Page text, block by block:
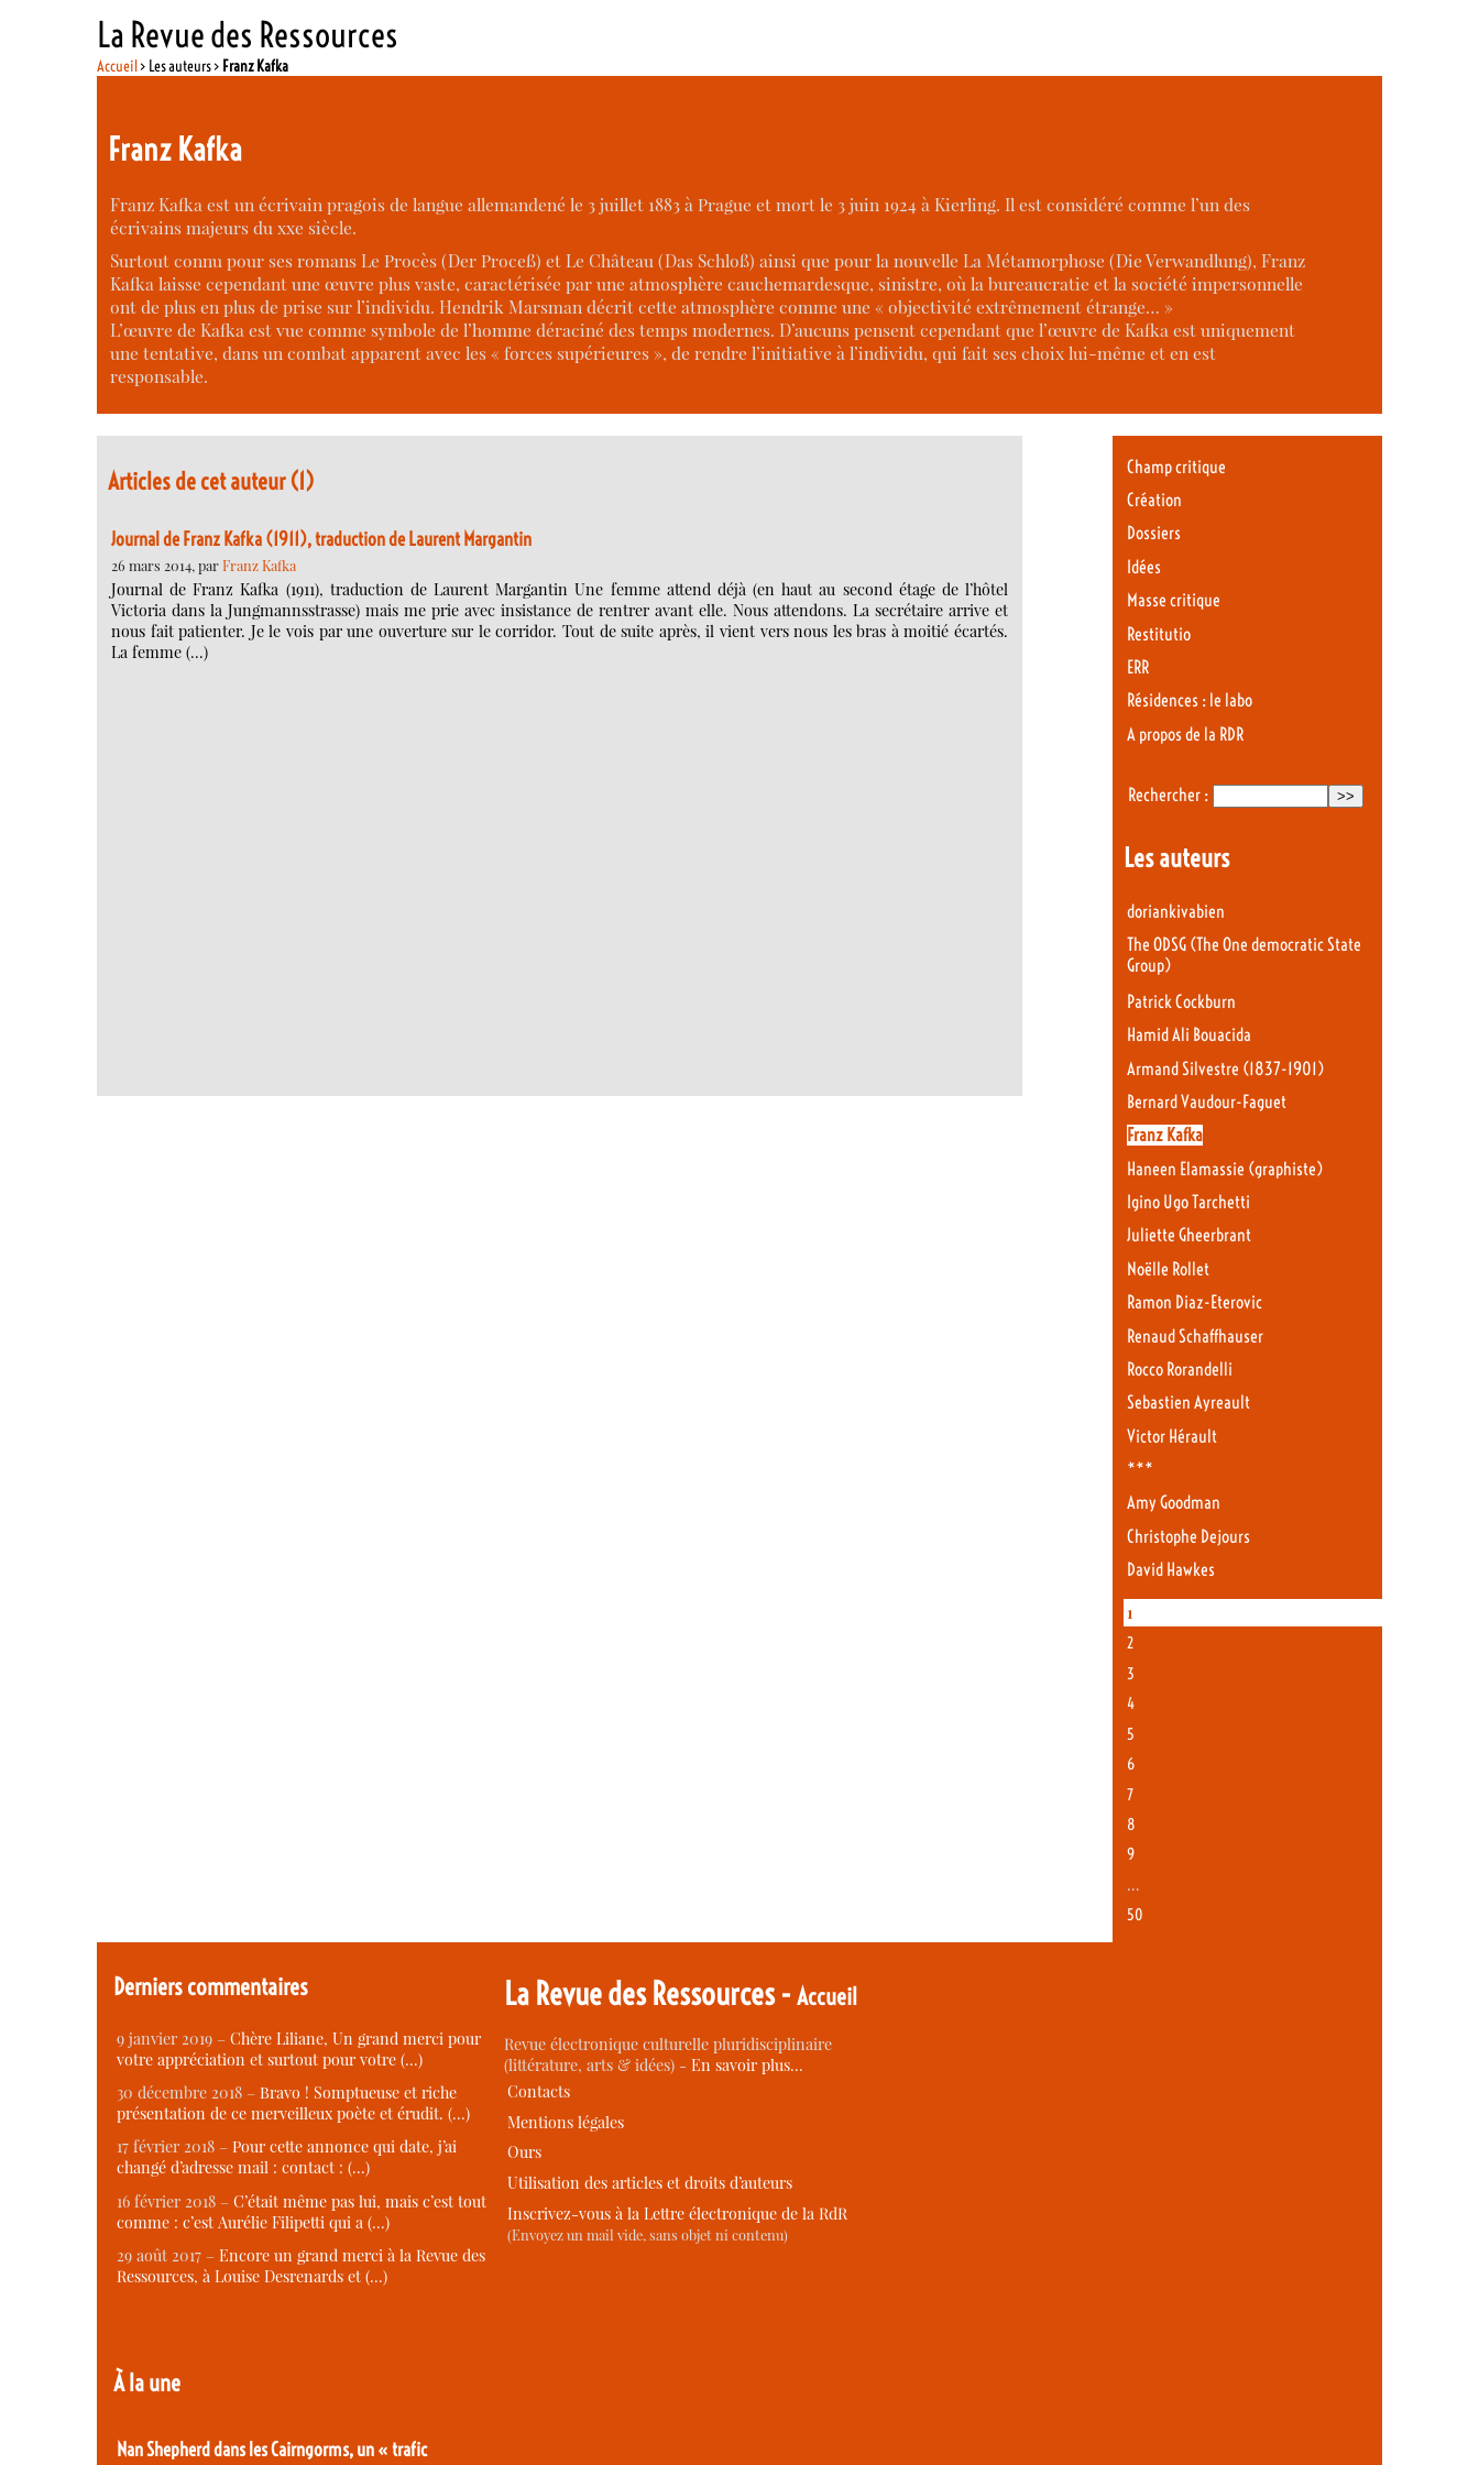
La Revue des Ressources
Accueil> Les auteurs > Franz Kafka
Franz Kafka
Franz Kafka est un écrivain pragois de langue allemandené le 3 juillet 1883 à Prague et mort le 3 juin 1924 à Kierling. Il est considéré comme l’un des
écrivains majeurs du xxe siècle.
Surtout connu pour ses romans Le Procès (Der Proceß) et Le Château (Das Schloß) ainsi que pour la nouvelle La Métamorphose (Die Verwandlung), Franz
Kafka laisse cependant une œuvre plus vaste, caractérisée par une atmosphère cauchemardesque, sinistre, où la bureaucratie et la société impersonnelle
ont de plus en plus de prise sur l’individu. Hendrik Marsman décrit cette atmosphère comme une « objectivité extrêmement étrange… »
L’œuvre de Kafka est vue comme symbole de l’homme déraciné des temps modernes. D’aucuns pensent cependant que l’œuvre de Kafka est uniquement
une tentative, dans un combat apparent avec les « forces supérieures », de rendre l’initiative à l’individu, qui fait ses choix lui-même et en est
responsable.
Articles de cet auteur (1)
Journal de Franz Kafka (1911), traduction de Laurent Margantin
26 mars 2014, parFranz Kafka
Journal de Franz Kafka (1911), traduction de Laurent Margantin Une femme attend déjà (en haut au second étage de l’hôtel
Victoria dans la Jungmannsstrasse) mais me prie avec insistance de rentrer avant elle. Nous attendons. La secrétaire arrive et
nous fait patienter. Je le vois par une ouverture sur le corridor. Tout de suite après, il vient vers nous les bras à moitié écartés.
La femme (…)
Champ critique
Création
Dossiers
Idées
Masse critique
Restitutio
ERR
Résidences : le labo
A propos de la RDR
Rechercher :
Les auteurs
doriankivabien
The ODSG (The One democratic State
Group)
Patrick Cockburn
Hamid Ali Bouacida
Armand Silvestre (1837-1901)
Bernard Vaudour-Faguet
Franz Kafka
Haneen Elamassie (graphiste)
Igino Ugo Tarchetti
Juliette Gheerbrant
Noëlle Rollet
Ramon Diaz-Eterovic
Renaud Schaffhauser
Rocco Rorandelli
Sebastien Ayreault
Victor Hérault
***
Amy Goodman
Christophe Dejours
David Hawkes
1
2
3
4
5
6
7
8
9
…
50
Derniers commentaires
9 janvier 2019 – Chère Liliane, Un grand merci pour
votre appréciation et surtout pour votre (…)
30 décembre 2018 – Bravo ! Somptueuse et riche
présentation de ce merveilleux poète et érudit. (…)
17 février 2018 – Pour cette annonce qui date, j’ai
changé d’adresse mail : contact : (…)
16 février 2018 – C’était même pas lui, mais c’est tout
comme : c’est Aurélie Filipetti qui a (…)
29 août 2017 – Encore un grand merci à la Revue des
Ressources, à Louise Desrenards et (…)
À la une
Nan Shepherd dans les Cairngorms, un « trafic
La Revue des Ressources -Accueil
Revue électronique culturelle pluridisciplinaire
(littérature, arts & idées) -En savoir plus…
Contacts
Mentions légales
Ours
Utilisation des articles et droits d’auteurs
Inscrivez-vous à la Lettre électronique de la RdR
(Envoyez un mail vide, sans objet ni contenu)